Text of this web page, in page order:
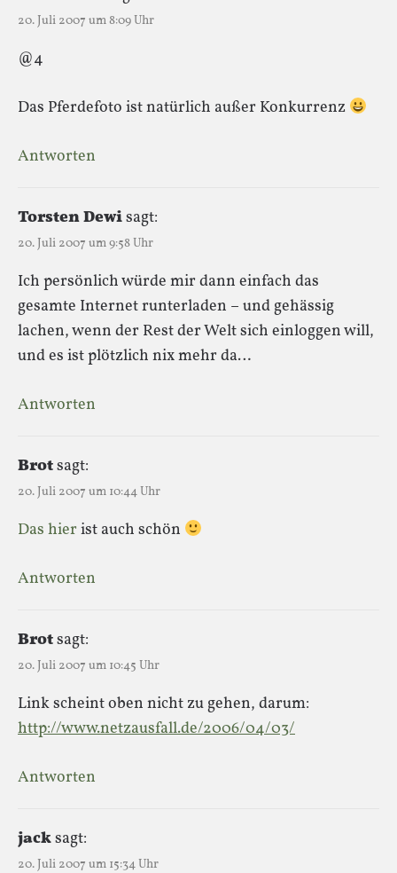
20. Juli 2007 um 8:09 Uhr
@4
Das Pferdefoto ist natürlich außer Konkurrenz
Antworten
Torsten Dewisagt:
20. Juli 2007 um 9:58 Uhr
Ich persönlich würde mir dann einfach das
gesamte Internet runterladen – und gehässig
lachen, wenn der Rest der Welt sich einloggen will,
und es ist plötzlich nix mehr da…
Antworten
Brotsagt:
20. Juli 2007 um 10:44 Uhr
Das hier ist auch schön
Antworten
Brotsagt:
20. Juli 2007 um 10:45 Uhr
Link scheint oben nicht zu gehen, darum:
http://www.netzausfall.de/2006/04/03/
Antworten
jacksagt:
20. Juli 2007 um 15:34 Uhr